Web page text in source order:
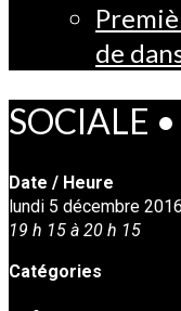
de
SOCIALE
Date / Heure
lundi 5 décembre 2016
19 h 15 à 20 h 15
Catégories